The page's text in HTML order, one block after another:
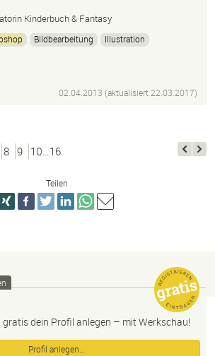
Kinderbuch & Fantasy
Bildbearbeitung Illustration
02.04.2013 (aktualisiert22.03.2017)
8 9 10…16
Teilen
dein Profil anlegen – mit Werkschau!
Profil anlegen…